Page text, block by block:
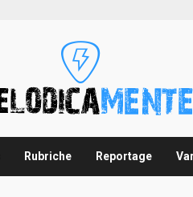
Rubriche Reportage